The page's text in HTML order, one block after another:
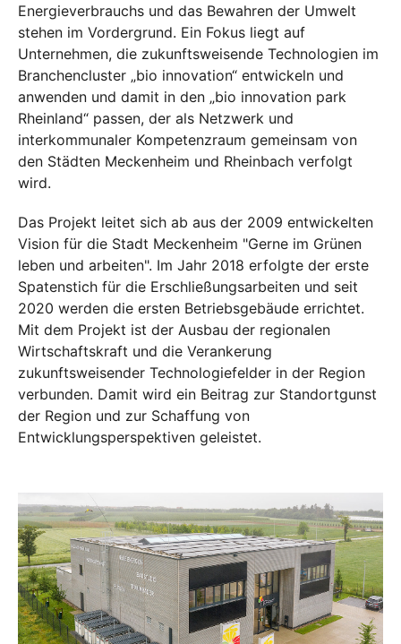
Energieverbrauchs und das Bewahren der Umwelt
stehen im Vordergrund. Ein Fokus liegt auf
Unternehmen, die zukunftsweisende Technologien im
Branchencluster „bio innovation“ entwickeln und
anwenden und damit in den „bio innovation park
Rheinland“ passen, der als Netzwerk und
interkommunaler Kompetenzraum gemeinsam von
den Städten Meckenheim und Rheinbach verfolgt
wird.
Das Projekt leitet sich ab aus der 2009 entwickelten
Vision für die Stadt Meckenheim "Gerne im Grünen
leben und arbeiten". Im Jahr 2018 erfolgte der erste
Spatenstich für die Erschließungsarbeiten und seit
2020 werden die ersten Betriebsgebäude errichtet.
Mit dem Projekt ist der Ausbau der regionalen
Wirtschaftskraft und die Verankerung
zukunftsweisender Technologiefelder in der Region
verbunden. Damit wird ein Beitrag zur Standortgunst
der Region und zur Schaffung von
Entwicklungsperspektiven geleistet.